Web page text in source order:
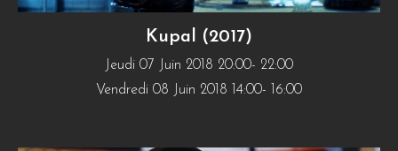
Kupal (2017)
Jeudi 07 Juin 2018 20:00- 22:00
Vendredi 08 Juin 2018 14:00- 16:00